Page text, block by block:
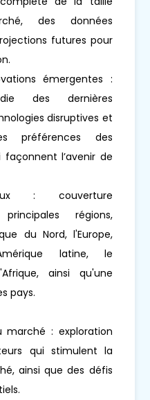
des données
futures pour
émergentes :
des dernières
disruptives et
préférences des
l’avenir de
: couverture
régions,
du Nord, l'Europe,
latine, le
ainsi qu'une
pays.
: exploration
qui stimulent la
ainsi que des défis